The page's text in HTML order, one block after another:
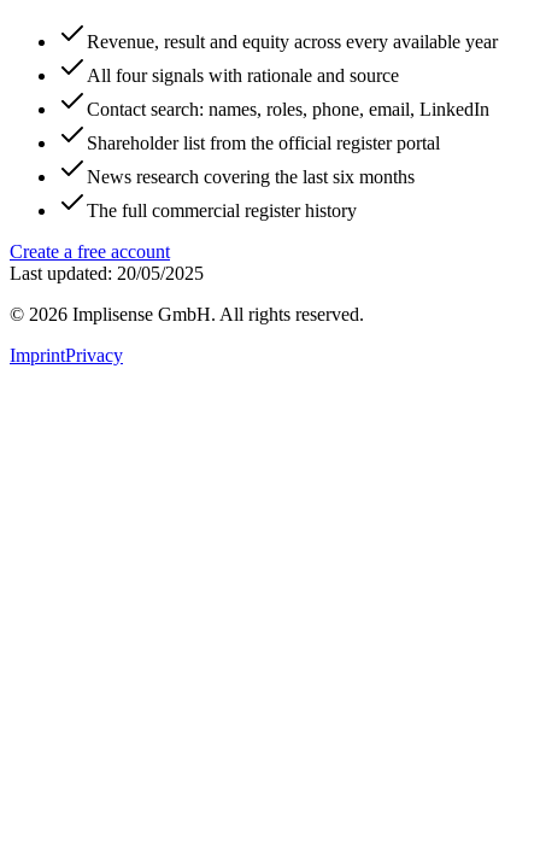
Revenue, result and equity across every available year
All four signals with rationale and source
Contact search: names, roles, phone, email, LinkedIn
Shareholder list from the official register portal
News research covering the last six months
The full commercial register history
Create a free account
Last updated: 20/05/2025
© 2026 Implisense GmbH. All rights reserved.
ImprintPrivacy